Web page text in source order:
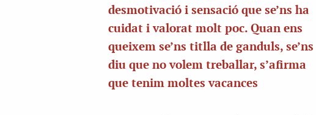
desmotivació i sensació que se’ns ha
cuidat i valorat molt poc. Quan ens
queixem se’ns titlla de ganduls, se’ns
diu que no volem treballar, s’afirma
que tenim moltes vacances